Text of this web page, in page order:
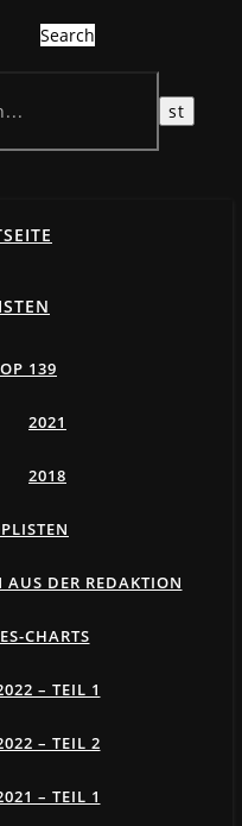
Search
139
2021
2018
AUS DER REDAKTION
CHARTS
– TEIL 1
– TEIL 2
– TEIL 1